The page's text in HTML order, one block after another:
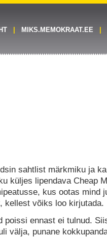
MIKS.MEMOKRAAT.EE
sahtlist märkmiku ja
küljes lipendava Cheap
kus ootas mind
kellest võiks loo kirjutada.
poissi ennast ei tulnud.
välja, punane